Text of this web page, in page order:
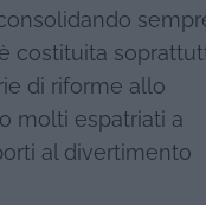
costituita
di riforme allo
molti espatriati a
al divertimento